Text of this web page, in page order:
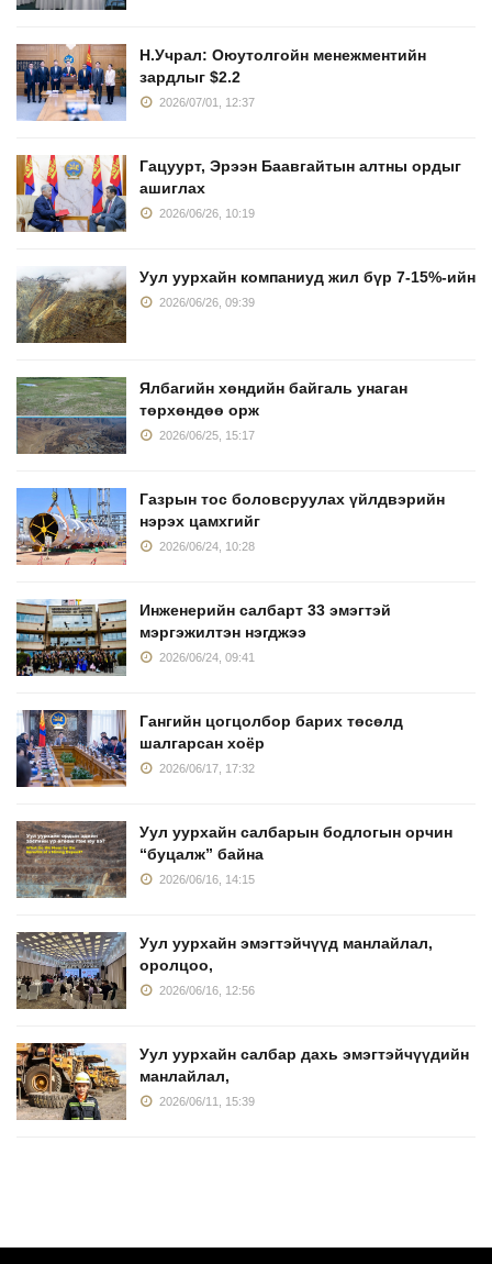
Н.Учрал: Оюутолгойн менежментийн
зардлыг $2.2
2026/07/01, 12:37
Гацуурт, Эрээн Баавгайтын алтны ордыг
ашиглах
2026/06/26, 10:19
Уул уурхайн компаниуд жил бүр 7-15%-ийн
2026/06/26, 09:39
Ялбагийн хөндийн байгаль унаган
төрхөндөө орж
2026/06/25, 15:17
Газрын тос боловсруулах үйлдвэрийн
нэрэх цамхгийг
2026/06/24, 10:28
Инженерийн салбарт 33 эмэгтэй
мэргэжилтэн нэгджээ
2026/06/24, 09:41
Гангийн цогцолбор барих төсөлд
шалгарсан хоёр
2026/06/17, 17:32
Уул уурхайн салбарын бодлогын орчин
“буцалж” байна
2026/06/16, 14:15
Уул уурхайн эмэгтэйчүүд манлайлал,
оролцоо,
2026/06/16, 12:56
Уул уурхайн салбар дахь эмэгтэйчүүдийн
манлайлал,
2026/06/11, 15:39